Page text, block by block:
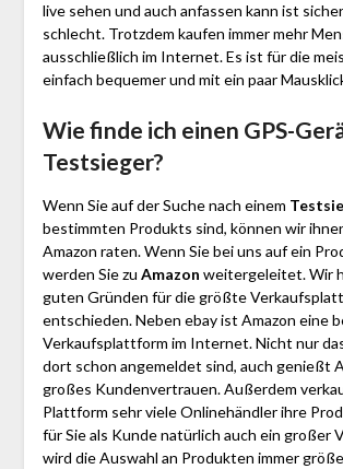
live sehen und auch anfassen kann ist
schlecht. Trotzdem kaufen immer mehr
ausschließlich im Internet. Es ist für die
einfach bequemer und mit ein paar
Wie finde ich einen GPS-
Testsieger?
Wenn Sie auf der Suche nach einem
bestimmten Produkts sind, können wir
Amazon raten. Wenn Sie bei uns auf ein
werden Sie zu Amazon weitergeleitet. Wir
guten Gründen für die größte
entschieden. Neben ebay ist Amazon eine
Verkaufsplattform im Internet. Nicht nur
dort schon angemeldet sind, auch genießt
großes Kundenvertrauen. Außerdem
Plattform sehr viele Onlinehändler ihre
für Sie als Kunde natürlich auch ein großer
wird die Auswahl an Produkten immer